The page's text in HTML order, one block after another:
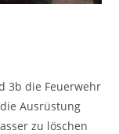
3b die Feuerwehr
Ausrüstung
zu löschen